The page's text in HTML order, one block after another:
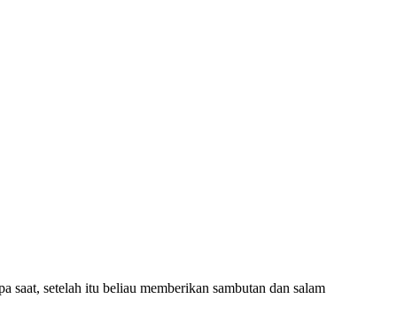
setelah itu beliau memberikan sambutan dan salam